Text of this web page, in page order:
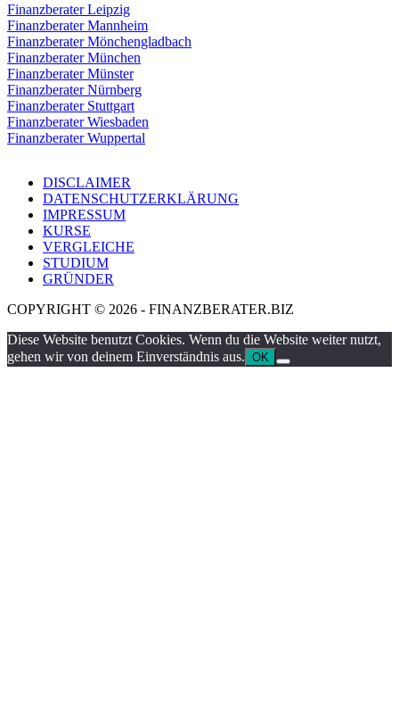
Finanzberater Leipzig
Finanzberater Mannheim
Finanzberater Mönchengladbach
Finanzberater München
Finanzberater Münster
Finanzberater Nürnberg
Finanzberater Stuttgart
Finanzberater Wiesbaden
Finanzberater Wuppertal
DISCLAIMER
DATENSCHUTZERKLÄRUNG
IMPRESSUM
KURSE
VERGLEICHE
STUDIUM
GRÜNDER
COPYRIGHT © 2026 - FINANZBERATER.BIZ
Diese Website benutzt Cookies. Wenn du die Website weiter nutzt,
gehen wir von deinem Einverständnis aus. OK